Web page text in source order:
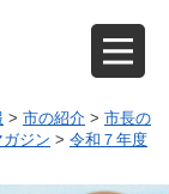
> 市の紹介 > 市長の
ジン > 令和７年度